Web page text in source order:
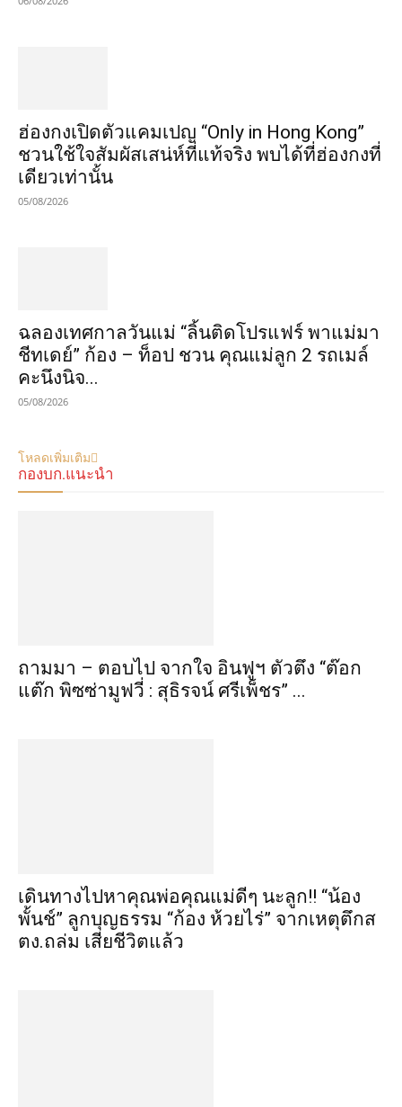
ฮ่องกงเปิดตัวแคมเปญ “Only in Hong Kong”
ชวนใช้ใจสัมผัสเสน่ห์ที่แท้จริง พบได้ที่ฮ่องกงที่
เดียวเท่านั้น
05/08/2026
ฉลองเทศกาลวันแม่ “ลิ้นติดโปรแฟร์ พาแม่มา
ชีทเดย์” ก้อง – ท็อป ชวน คุณแม่ลูก 2 รถเมล์
คะนึงนิจ...
05/08/2026
โหลดเพิ่มเติม
กองบก.แนะนำ
ถามมา – ตอบไป จากใจ อินฟูฯ ตัวตึง “ต๊อก
แต๊ก พิซซ่ามูฟวี่ : สุธิรจน์ ศรีเพ็ชร” ...
เดินทางไปหาคุณพ่อคุณแม่ดีๆ นะลูก!! “น้อง
พั้นช์” ลูกบุญธรรม “ก้อง ห้วยไร่” จากเหตุตึกส
ตง.ถล่ม เสียชีวิตแล้ว